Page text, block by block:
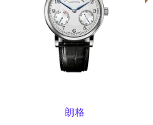
朗格